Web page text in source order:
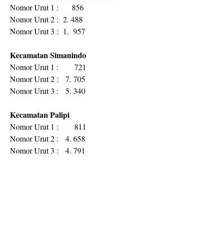
Nomor Urut 1 : 856
Nomor Urut 2 : 2. 488
Nomor Urut 3 : 1. 957
Kecamatan Simanindo
Nomor Urut 1 : 721
Nomor Urut 2 : 7. 705
Nomor Urut 3 : 5. 340
Kecamatan Palipi
Nomor Urut 1 : 811
Nomor Urut 2 : 4. 658
Nomor Urut 3 : 4. 791